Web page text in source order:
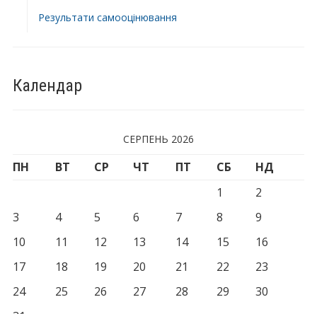
Результати самооцінювання
Календар
СЕРПЕНЬ 2026
ПН ВТ СР ЧТ ПТ СБ
НД
1
2
3
4 5 6 7 8
9
10
11 12 13 14 15
16
17
18 19 20 21 22
23
24
25 26 27 28 29
30